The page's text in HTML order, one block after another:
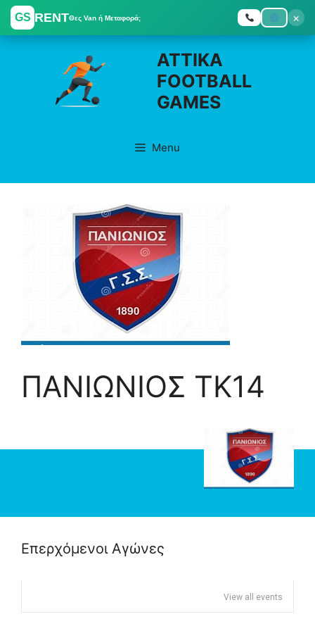
GS RENTΘες Van ή Μεταφορά;
×
Skip
ATTIKA
FOOTBALL
GAMES
Menu
ΠΑΝΙΩΝΙΟΣ TK14
Επερχόμενοι Αγώνες
View all events